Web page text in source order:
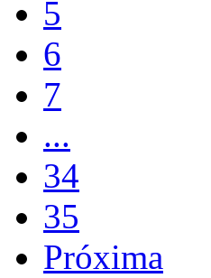
5
6
7
...
34
35
Próxima